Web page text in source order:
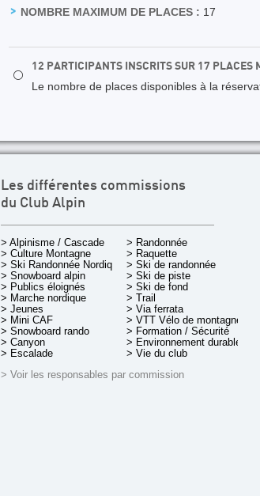
NOMBRE MAXIMUM DE PLACES : 17
⚪
12 PARTICIPANTS INSCRITS SUR 17 PLACES
Le nombre de places disponibles à la
Les différentes commissions
du Club Alpin
> Alpinisme / Cascade
> Culture Montagne
> Ski Randonnée Nordique
> Snowboard alpin
> Publics éloignés
> Marche nordique
> Jeunes
> Mini CAF
> Snowboard rando
> Canyon
> Escalade
> Randonnée
> Raquette
> Ski de randonnée
> Ski de piste
> Ski de fond
> Trail
> Via ferrata
> VTT Vélo de montagne
> Formation / Sécurité
> Environnement durable
> Vie du club
> Voir les responsables par commission